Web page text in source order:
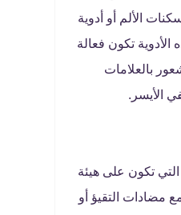
الألم أو أدوية
الأدوية تكون فعالة
بالعلامات
الأيسر.
تكون على هيئة
مضادات التقيؤ أو